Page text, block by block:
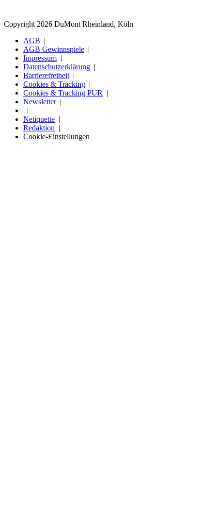
Copyright 2026 DuMont Rheinland, Köln
AGB
AGB Gewinnspiele
Impressum
Datenschutzerklärung
Barrierefreiheit
Cookies & Tracking
Cookies & Tracking PUR
Newsletter
Netiquette
Redaktion
Cookie-Einstellungen